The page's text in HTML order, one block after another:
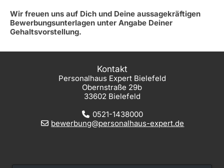
Wir freuen uns auf Dich und Deine aussagekräftigen
Bewerbungsunterlagen unter Angabe Deiner
Gehaltsvorstellung.
Kontakt
Personalhaus Expert Bielefeld
Obernstraße 29b
33602 Bielefeld
0521-1438000
bewerbung@personalhaus-expert.de